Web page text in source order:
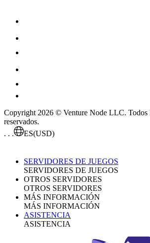
Copyright 2026 © Venture Node LLC. Todos
reservados.
. . .
ES(USD)
SERVIDORES DE JUEGOS
SERVIDORES DE JUEGOS
OTROS SERVIDORES
OTROS SERVIDORES
MÁS INFORMACIÓN
MÁS INFORMACIÓN
ASISTENCIA
ASISTENCIA